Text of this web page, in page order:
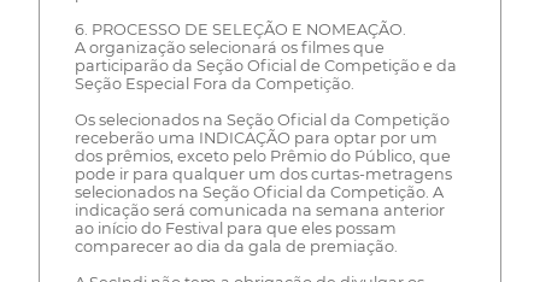
6. PROCESSO DE SELEÇÃO E NOMEAÇÃO.
A organização selecionará os filmes que
participarão da Seção Oficial de Competição e da
Seção Especial Fora da Competição.
Os selecionados na Seção Oficial da Competição
receberão uma INDICAÇÃO para optar por um
dos prêmios, exceto pelo Prêmio do Público, que
pode ir para qualquer um dos curtas-metragens
selecionados na Seção Oficial da Competição. A
indicação será comunicada na semana anterior
ao início do Festival para que eles possam
comparecer ao dia da gala de premiação.